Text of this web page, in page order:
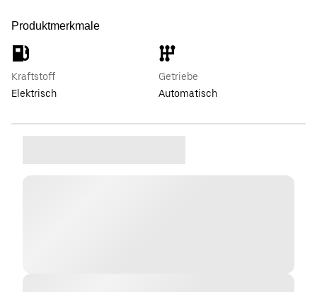
Produktmerkmale
Kraftstoff
Elektrisch
Getriebe
Automatisch